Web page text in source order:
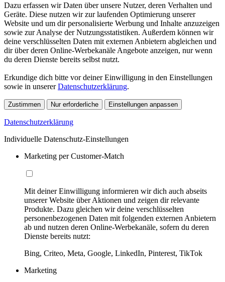
Dazu erfassen wir Daten über unsere Nutzer, deren Verhalten und
Geräte. Diese nutzen wir zur laufenden Optimierung unserer
Website und um dir personalisierte Werbung und Inhalte anzuzeigen
sowie zur Analyse der Nutzungsstatistiken. Außerdem können wir
deine verschlüsselten Daten mit externen Anbietern abgleichen und
dir über deren Online-Werbekanäle Angebote anzeigen, nur wenn
du deren Dienste bereits selbst nutzt.
Erkundige dich bitte vor deiner Einwilligung in den Einstellungen
sowie in unsererDatenschutzerklärung.
Zustimmen Nur erforderliche Einstellungen anpassen
Datenschutzerklärung
Individuelle Datenschutz-Einstellungen
Marketing per Customer-Match
Mit deiner Einwilligung informieren wir dich auch abseits
unserer Website über Aktionen und zeigen dir relevante
Produkte. Dazu gleichen wir deine verschlüsselten
personenbezogenen Daten mit folgenden externen Anbietern
ab und nutzen deren Online-Werbekanäle, sofern du deren
Dienste bereits nutzt:
Bing, Criteo, Meta, Google, LinkedIn, Pinterest, TikTok
Marketing